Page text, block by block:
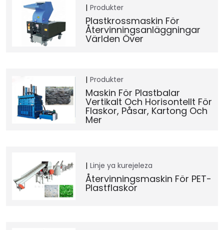
Produkter
Plastkrossmaskin För
Återvinningsanläggningar
Världen Över
Produkter
Maskin För Plastbalar
Vertikalt Och Horisontellt För
Flaskor, Påsar, Kartong Och
Mer
Linje ya kurejeleza
Återvinningsmaskin För PET-
Plastflaskor